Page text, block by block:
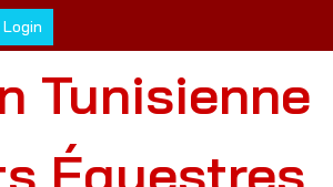
Login
Tunisienne
Équestres